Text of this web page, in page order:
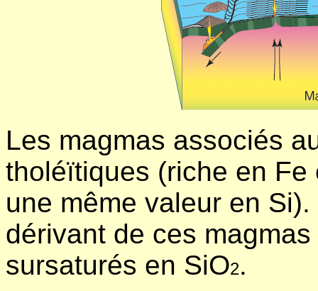
Les magmas associés
tholéïtiques (riche en
une même valeur en
dérivant de ces
sursaturés en SiO2.